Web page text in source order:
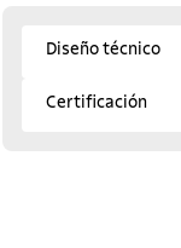
Diseño técnico
Certificación